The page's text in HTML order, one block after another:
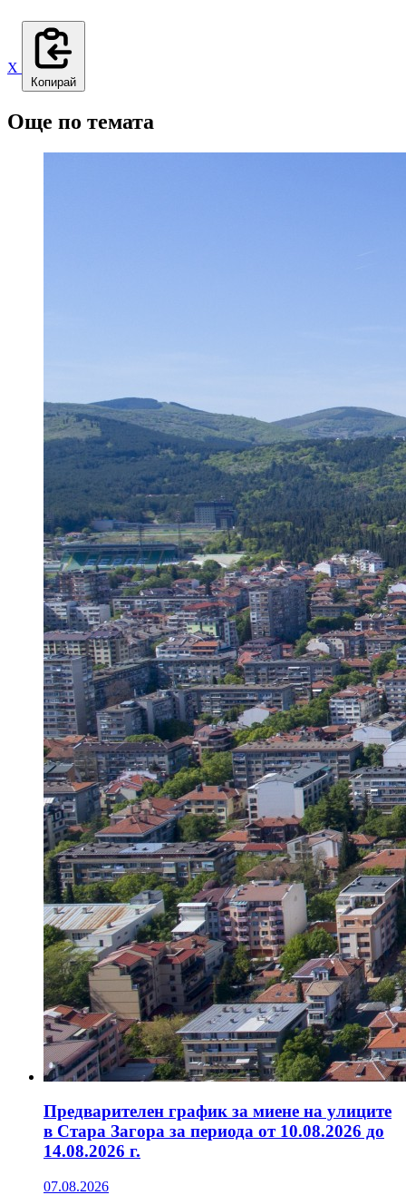
X
Копирай
Още по темата
Предварителен график за миене на улиците
в Стара Загора за периода от 10.08.2026 до
14.08.2026 г.
07.08.2026